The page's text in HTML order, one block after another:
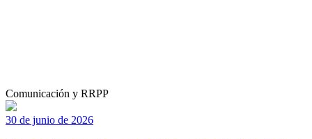
Comunicación y RRPP
30 de junio de 2026